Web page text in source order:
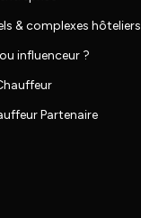
& complexes hôteliers
influenceur ?
Partenaire